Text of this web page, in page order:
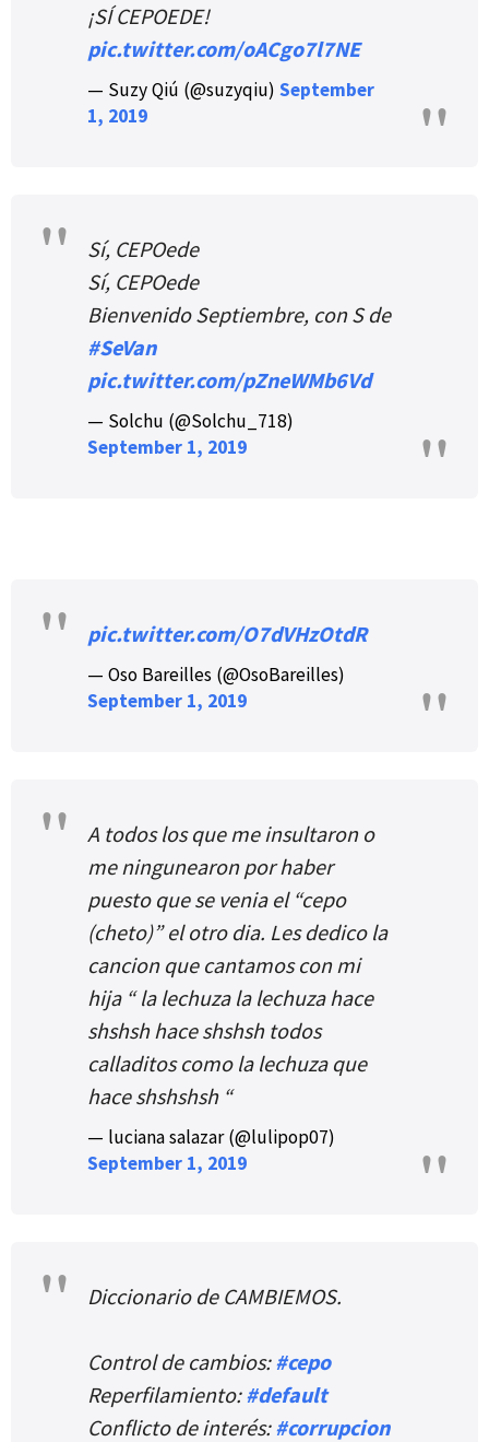
¡SÍ CEPOEDE!
pic.twitter.com/oACgo7l7NE
— Suzy Qiú (@suzyqiu) September
1, 2019
Sí, CEPOede
Sí, CEPOede
Bienvenido Septiembre, con S de
#SeVan
pic.twitter.com/pZneWMb6Vd
— Solchu (@Solchu_718)
September 1, 2019
pic.twitter.com/O7dVHzOtdR
— Oso Bareilles (@OsoBareilles)
September 1, 2019
A todos los que me insultaron o
me ningunearon por haber
puesto que se venia el “cepo
(cheto)” el otro dia. Les dedico la
cancion que cantamos con mi
hija “ la lechuza la lechuza hace
shshsh hace shshsh todos
calladitos como la lechuza que
hace shshshsh “
— luciana salazar (@lulipop07)
September 1, 2019
Diccionario de CAMBIEMOS.
Control de cambios:#cepo
Reperfilamiento:#default
Conflicto de interés:#corrupcion